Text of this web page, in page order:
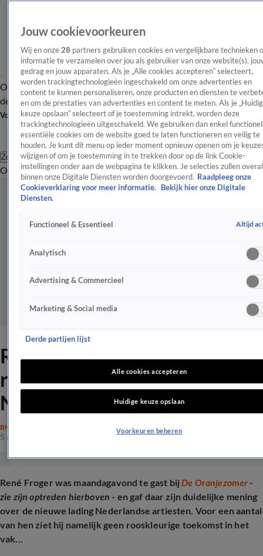
OverzichtAfleveringen Entertainment TV Algemeen
Tip
de redactieNieuwsbrief
Volg Shownieuws
Zoeken
OverzichtEntertainmentSpraakmakendRealityCrimeVideo's
René Froger ziet 'veel
rotzooi' tussen nieuwe
Nederlandse artiesten
BN'ERS
5 aug 2025, 13:46
René Froger was maandagavond te gast bijDe Oranjezomer -
zie zijn optreden hierboven - en gaf daar zijn duidelijke mening
over de nieuwe lading Nederlandse artiesten. Voor een aantal
van hen ziet hij namelijk geen rooskleurige toekomst in het
vak...
Jouw cookievoorkeuren
Wij en onze 28 partners gebruiken cookies en vergelijkbare technieken
informatie te verzamelen over jou als gebruiker van onze website(s),
gedrag en jouw apparaten. Als je „Alle cookies accepteren” selecteert,
worden trackingtechnologieën ingeschakeld om onze advertenties en
content te kunnen personaliseren, onze producten en diensten te
en om de prestaties van advertenties en content te meten. Als je
keuze opslaan” selecteert of je toestemming intrekt, worden deze
trackingtechnologieën uitgeschakeld. We gebruiken dan enkel
essentiële cookies om de website goed te laten functioneren en veilig te
houden. Je kunt dit menu op ieder moment opnieuw openen om je
wijzigen of om je toestemming in te trekken door op de link Cookie-
instellingen onder aan de webpagina te klikken. Je selecties zullen overal
binnen onze Digitale Diensten worden doorgevoerd. Raadpleeg onze
Cookieverklaring voor meer informatie.
Bekijk hier onze Digitale
Diensten.
Functioneel & Essentieel Altijd
Analytisch
Advertising & Commercieel
Marketing & Social media
Derde partijen lijst
Alle cookies accepteren
Huidige keuze opslaan
Voorkeuren beheren